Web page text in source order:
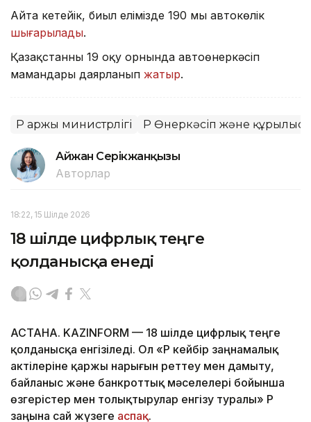
Айта кетейік, биыл елімізде 190 мың автокөлік
шығарылады.
Қазақстанның 19 оқу орнында автоөнеркәсіп
мамандары даярланып жатыр.
ҚР Қаржы министрлігі ҚР Өнеркәсіп және құрылыс
Айжан Серікжанқызы
Авторлар
18:22, 15 Шілде 2026
18 шілде цифрлық теңге
қолданысқа енеді
АСТАНА. KAZINFORM — 18 шілде цифрлық теңге
қолданысқа енгізіледі. Ол «ҚР кейбір заңнамалық
актілеріне қаржы нарығын реттеу мен дамыту,
байланыс және банкроттық мәселелері бойынша
өзгерістер мен толықтырулар енгізу туралы» ҚР
заңына сай жүзеге аспақ.